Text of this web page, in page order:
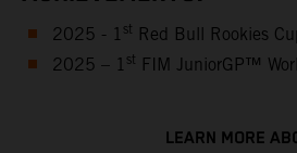
2025 - 1 st Red Bull Rookies
2025 – 1 st FIM JuniorGP™
LEARN MORE